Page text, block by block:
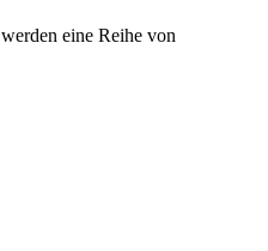
werden eine Reihe von